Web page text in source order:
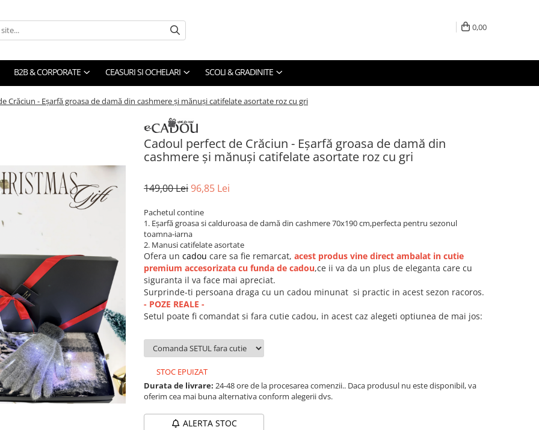
0,00
B2B & CORPORATE CEASURI SI OCHELARI SCOLI & GRADINITE
Crăciun - Eșarfă groasa de damă din cashmere și mănuși catifelate asortate roz cu gri
Cadoul perfect de Crăciun - Eșarfă groasa de damă din
cashmere și mănuși catifelate asortate roz cu gri
149,00 Lei96,85 Lei
Pachetul contine
1. Eșarfă groasa si calduroasa de damă din cashmere 70x190 cm,perfecta pentru sezonul
toamna-iarna
2. Manusi catifelate asortate
Ofera un cadou care sa fie remarcat, acest produs vine direct ambalat in cutie
premium accesorizata cu funda de cadou,ce ii va da un plus de eleganta care cu
siguranta il va face mai apreciat.
Surprinde-ti persoana draga cu un cadou minunat si practic in acest sezon racoros.
- POZE REALE -
Setul poate fi comandat si fara cutie cadou, in acest caz alegeti optiunea de mai jos:
STOC EPUIZAT
Durata de livrare: 24-48 ore de la procesarea comenzii.. Daca produsul nu este disponibil, va
oferim cea mai buna alternativa conform alegerii dvs.
ALERTA STOC